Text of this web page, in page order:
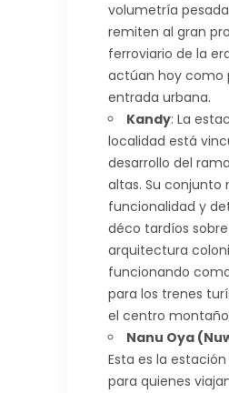
volumetría
remiten al gran
ferroviario de la
actúan hoy como
entrada urbana.
Kandy: La
localidad está
desarrollo del
altas. Su conjunto
funcionalidad y
déco tardíos
arquitectura
funcionando
para los trenes
el centro
Nanu Oya
Esta es la
para quienes